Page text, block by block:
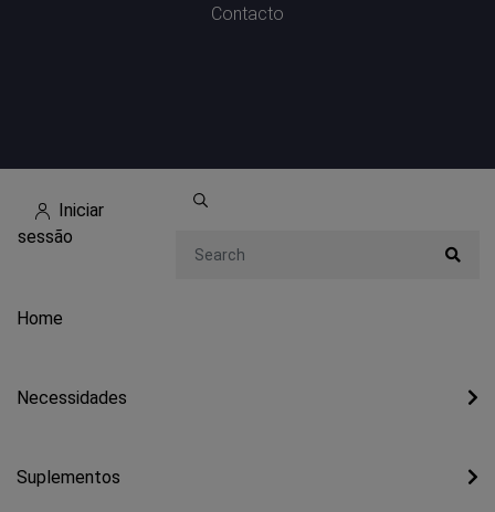
Contacto
Iniciar
sessão
Home
Necessidades
Suplementos